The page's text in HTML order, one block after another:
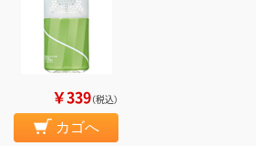
￥339（税込）
カゴへ